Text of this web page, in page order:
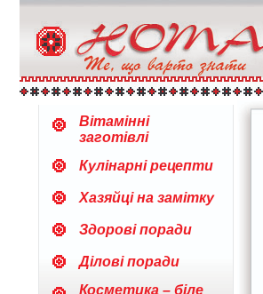
Вітамінні
заготівлі
Кулінарні рецепти
Хазяйці на замітку
Здорові поради
Ділові поради
Косметика – біле